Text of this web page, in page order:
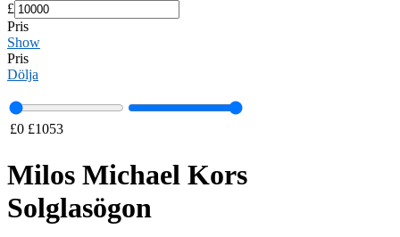
£
Pris
Show
Pris
Dölja
£0 £1053
Milos Michael Kors
Solglasögon